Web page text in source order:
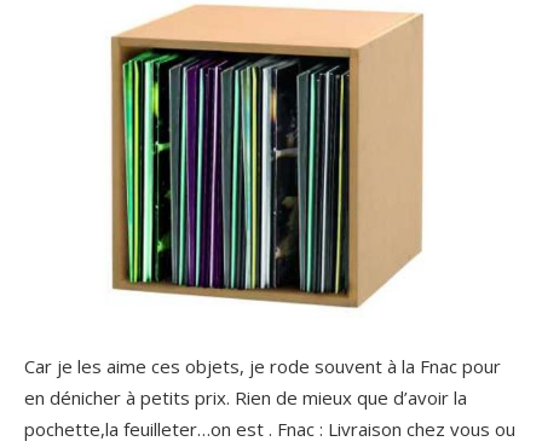
Car je les aime ces objets, je rode souvent à la Fnac pour
en dénicher à petits prix. Rien de mieux que d’avoir la
pochette,la feuilleter…on est . Fnac : Livraison chez vous ou